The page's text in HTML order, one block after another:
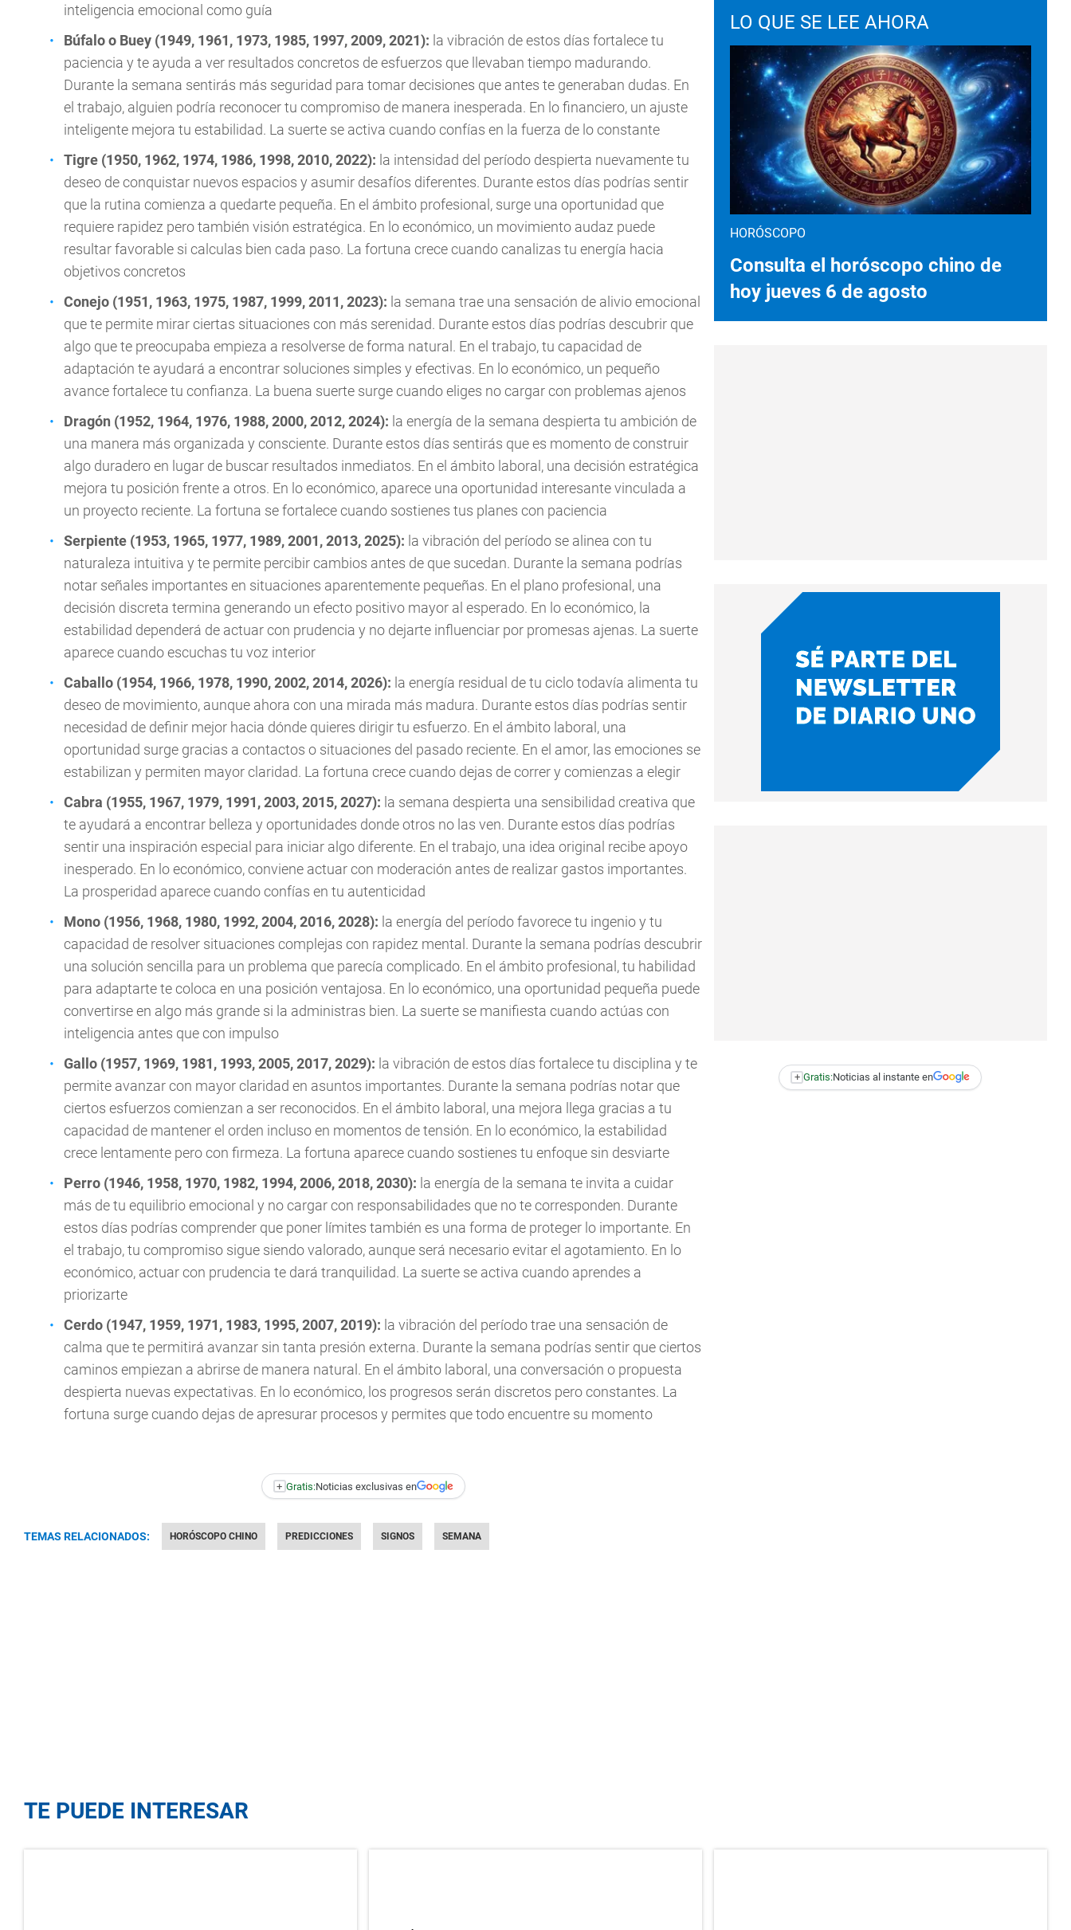
inteligencia emocional como guía
Búfalo o Buey (1949, 1961, 1973, 1985, 1997, 2009, 2021): la vibración de estos días fortalece tu
paciencia y te ayuda a ver resultados concretos de esfuerzos que llevaban tiempo madurando.
Durante la semana sentirás más seguridad para tomar decisiones que antes te generaban dudas. En
el trabajo, alguien podría reconocer tu compromiso de manera inesperada. En lo financiero, un ajuste
inteligente mejora tu estabilidad. La suerte se activa cuando confías en la fuerza de lo constante
Tigre (1950, 1962, 1974, 1986, 1998, 2010, 2022): la intensidad del período despierta nuevamente tu
deseo de conquistar nuevos espacios y asumir desafíos diferentes. Durante estos días podrías sentir
que la rutina comienza a quedarte pequeña. En el ámbito profesional, surge una oportunidad que
requiere rapidez pero también visión estratégica. En lo económico, un movimiento audaz puede
resultar favorable si calculas bien cada paso. La fortuna crece cuando canalizas tu energía hacia
objetivos concretos
Conejo (1951, 1963, 1975, 1987, 1999, 2011, 2023): la semana trae una sensación de alivio emocional
que te permite mirar ciertas situaciones con más serenidad. Durante estos días podrías descubrir que
algo que te preocupaba empieza a resolverse de forma natural. En el trabajo, tu capacidad de
adaptación te ayudará a encontrar soluciones simples y efectivas. En lo económico, un pequeño
avance fortalece tu confianza. La buena suerte surge cuando eliges no cargar con problemas ajenos
Dragón (1952, 1964, 1976, 1988, 2000, 2012, 2024): la energía de la semana despierta tu ambición de
una manera más organizada y consciente. Durante estos días sentirás que es momento de construir
algo duradero en lugar de buscar resultados inmediatos. En el ámbito laboral, una decisión estratégica
mejora tu posición frente a otros. En lo económico, aparece una oportunidad interesante vinculada a
un proyecto reciente. La fortuna se fortalece cuando sostienes tus planes con paciencia
Serpiente (1953, 1965, 1977, 1989, 2001, 2013, 2025): la vibración del período se alinea con tu
naturaleza intuitiva y te permite percibir cambios antes de que sucedan. Durante la semana podrías
notar señales importantes en situaciones aparentemente pequeñas. En el plano profesional, una
decisión discreta termina generando un efecto positivo mayor al esperado. En lo económico, la
estabilidad dependerá de actuar con prudencia y no dejarte influenciar por promesas ajenas. La suerte
aparece cuando escuchas tu voz interior
Caballo (1954, 1966, 1978, 1990, 2002, 2014, 2026): la energía residual de tu ciclo todavía alimenta tu
deseo de movimiento, aunque ahora con una mirada más madura. Durante estos días podrías sentir
necesidad de definir mejor hacia dónde quieres dirigir tu esfuerzo. En el ámbito laboral, una
oportunidad surge gracias a contactos o situaciones del pasado reciente. En el amor, las emociones se
estabilizan y permiten mayor claridad. La fortuna crece cuando dejas de correr y comienzas a elegir
Cabra (1955, 1967, 1979, 1991, 2003, 2015, 2027): la semana despierta una sensibilidad creativa que
te ayudará a encontrar belleza y oportunidades donde otros no las ven. Durante estos días podrías
sentir una inspiración especial para iniciar algo diferente. En el trabajo, una idea original recibe apoyo
inesperado. En lo económico, conviene actuar con moderación antes de realizar gastos importantes.
La prosperidad aparece cuando confías en tu autenticidad
Mono (1956, 1968, 1980, 1992, 2004, 2016, 2028): la energía del período favorece tu ingenio y tu
capacidad de resolver situaciones complejas con rapidez mental. Durante la semana podrías descubrir
una solución sencilla para un problema que parecía complicado. En el ámbito profesional, tu habilidad
para adaptarte te coloca en una posición ventajosa. En lo económico, una oportunidad pequeña puede
convertirse en algo más grande si la administras bien. La suerte se manifiesta cuando actúas con
inteligencia antes que con impulso
Gallo (1957, 1969, 1981, 1993, 2005, 2017, 2029): la vibración de estos días fortalece tu disciplina y te
permite avanzar con mayor claridad en asuntos importantes. Durante la semana podrías notar que
ciertos esfuerzos comienzan a ser reconocidos. En el ámbito laboral, una mejora llega gracias a tu
capacidad de mantener el orden incluso en momentos de tensión. En lo económico, la estabilidad
crece lentamente pero con firmeza. La fortuna aparece cuando sostienes tu enfoque sin desviarte
Perro (1946, 1958, 1970, 1982, 1994, 2006, 2018, 2030): la energía de la semana te invita a cuidar
más de tu equilibrio emocional y no cargar con responsabilidades que no te corresponden. Durante
estos días podrías comprender que poner límites también es una forma de proteger lo importante. En
el trabajo, tu compromiso sigue siendo valorado, aunque será necesario evitar el agotamiento. En lo
económico, actuar con prudencia te dará tranquilidad. La suerte se activa cuando aprendes a
priorizarte
Cerdo (1947, 1959, 1971, 1983, 1995, 2007, 2019): la vibración del período trae una sensación de
calma que te permitirá avanzar sin tanta presión externa. Durante la semana podrías sentir que ciertos
caminos empiezan a abrirse de manera natural. En el ámbito laboral, una conversación o propuesta
despierta nuevas expectativas. En lo económico, los progresos serán discretos pero constantes. La
fortuna surge cuando dejas de apresurar procesos y permites que todo encuentre su momento
+ Gratis:Noticias exclusivas en
TEMAS RELACIONADOS: HORÓSCOPO CHINO PREDICCIONES SIGNOS SEMANA
LO QUE SE LEE AHORA
HORÓSCOPO
Consulta el horóscopo chino de
hoy jueves 6 de agosto
+ Gratis:Noticias al instante en
TE PUEDE INTERESAR